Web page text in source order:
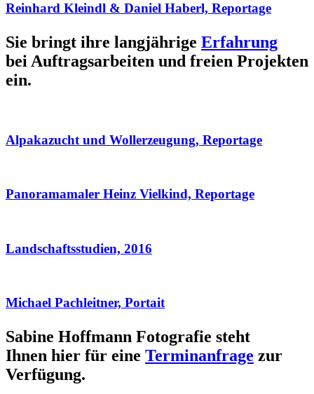
Reinhard Kleindl & Daniel Haberl, Reportage
Sie bringt ihre langjährige Erfahrung
bei Auftragsarbeiten und freien Projekten
ein.
Alpakazucht und Wollerzeugung, Reportage
Panoramamaler Heinz Vielkind, Reportage
Landschaftsstudien, 2016
Michael Pachleitner, Portait
Sabine Hoffmann Fotografie steht
Ihnen hier für eine Terminanfrage zur
Verfügung.